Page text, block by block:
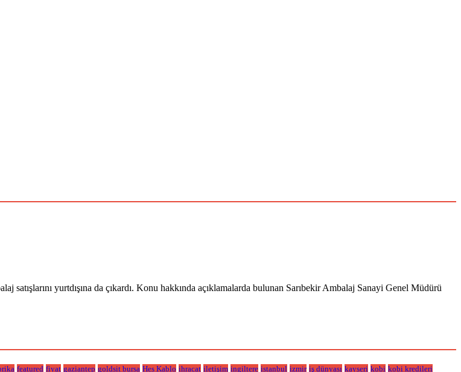
satışlarını yurtdışına da çıkardı. Konu hakkında açıklamalarda bulunan Sarıbekir Ambalaj Sanayi Genel Müdürü
featured fiyat gaziantep goldsit bursa Hes Kablo ihracat iletişim ingiltere istanbul izmir iş dünyası kayseri kobi kobi kredileri